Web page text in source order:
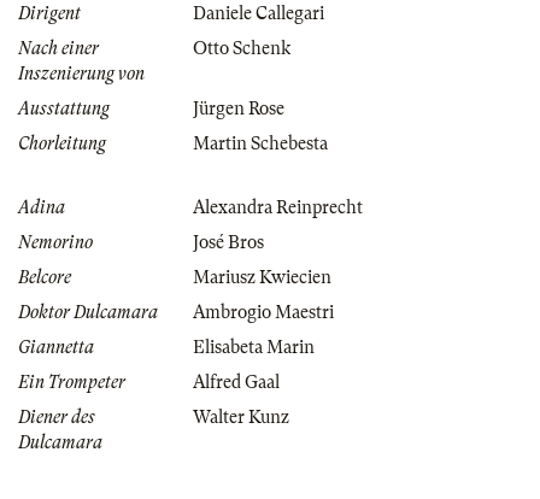
Dirigent
Daniele Callegari
Nach einer
Inszenierung von
Otto Schenk
Ausstattung
Jürgen Rose
Chorleitung
Martin Schebesta
Adina
Alexandra Reinprecht
Nemorino
José Bros
Belcore
Mariusz Kwiecien
Doktor Dulcamara
Ambrogio Maestri
Giannetta
Elisabeta Marin
Ein Trompeter
Alfred Gaal
Diener des
Dulcamara
Walter Kunz